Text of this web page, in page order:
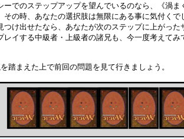
ーでのステップアップを望んでいるのなら、《渦
その時、あなたの選択肢は無限にある事に気付く
つけ出せたなら、あなたが次のステップに上がった
レイする中級者・上級者の諸兄も、今一度考えてみ
踏まえた上で前回の問題を見て行きましょう。